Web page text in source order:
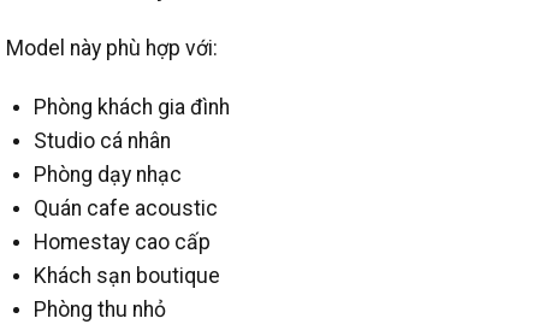
Model này phù hợp với:
Phòng khách gia đình
Studio cá nhân
Phòng dạy nhạc
Quán cafe acoustic
Homestay cao cấp
Khách sạn boutique
Phòng thu nhỏ